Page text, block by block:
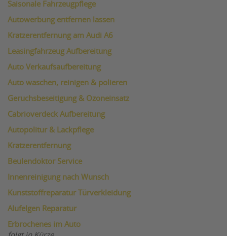
Saisonale Fahrzeugpflege
Autowerbung entfernen lassen
Kratzerentfernung am Audi A6
Leasingfahrzeug Aufbereitung
Auto Verkaufsaufbereitung
Auto waschen, reinigen & polieren
Geruchsbeseitigung & Ozoneinsatz
Cabrioverdeck Aufbereitung
Autopolitur & Lackpflege
Kratzerentfernung
Beulendoktor Service
Innenreinigung nach Wunsch
Kunststoffreparatur Türverkleidung
Alufelgen Reparatur
Erbrochenes im Auto